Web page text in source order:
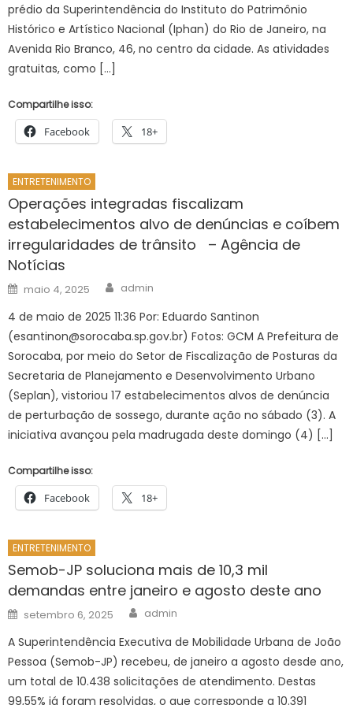
prédio da Superintendência do Instituto do Patrimônio
Histórico e Artístico Nacional (Iphan) do Rio de Janeiro, na
Avenida Rio Branco, 46, no centro da cidade. As atividades
gratuitas, como […]
Compartilhe isso:
Facebook 18+
ENTRETENIMENTO
Operações integradas fiscalizam
estabelecimentos alvo de denúncias e coíbem
irregularidades de trânsito – Agência de
Notícias
Posted
on
maio 4, 2025 Author
admin
4 de maio de 2025 11:36 Por: Eduardo Santinon
(esantinon@sorocaba.sp.gov.br) Fotos: GCM A Prefeitura de
Sorocaba, por meio do Setor de Fiscalização de Posturas da
Secretaria de Planejamento e Desenvolvimento Urbano
(Seplan), vistoriou 17 estabelecimentos alvos de denúncia
de perturbação de sossego, durante ação no sábado (3). A
iniciativa avançou pela madrugada deste domingo (4) […]
Compartilhe isso:
Facebook 18+
ENTRETENIMENTO
Semob-JP soluciona mais de 10,3 mil
demandas entre janeiro e agosto deste ano
Posted
on
setembro 6, 2025 Author
admin
A Superintendência Executiva de Mobilidade Urbana de João
Pessoa (Semob-JP) recebeu, de janeiro a agosto desde ano,
um total de 10.438 solicitações de atendimento. Destas
99,55% já foram resolvidas, o que corresponde a 10.391